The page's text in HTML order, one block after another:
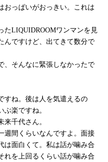
おっぱいがおっきい。これは
たLIQUIDROOMワンマンを見
んですけど、出てきて数分で
、そんなに緊張しなかったで
すね。後は人を気遣えるの
楽ですね。
来千代さん。
週間くらいなんですよ。面接
は面白くて。私は話が噛み合
れを上回るくらい話が噛み合